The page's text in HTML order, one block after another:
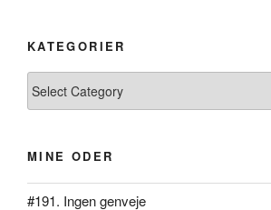
KATEGORIER
MINE ODER
#191. Ingen genveje